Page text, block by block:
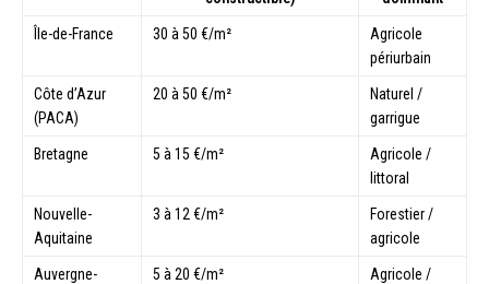
Île-de-France 30 à 50 €/m²
Agricole
périurbain
Côte d’Azur
(PACA)
20 à 50 €/m²
Naturel /
garrigue
Bretagne 5 à 15 €/m²
Agricole /
littoral
Nouvelle-
Aquitaine
3 à 12 €/m²
Forestier /
agricole
Auvergne-
5 à 20 €/m²
Agricole /